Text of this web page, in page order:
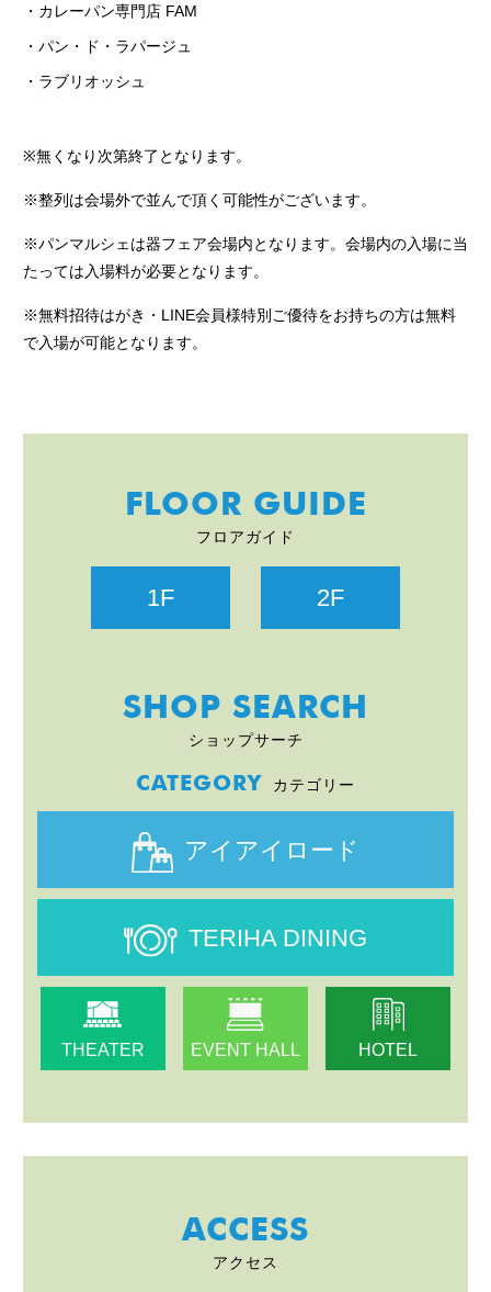
・カレーパン専門店FAM
・パン・ド・ラパージュ
・ラブリオッシュ
※無くなり次第終了となります。
※整列は会場外で並んで頂く可能性がございます。
※パンマルシェは器フェア会場内となります。会場内の入場に当
たっては入場料が必要となります。
※無料招待はがき・LINE会員様特別ご優待をお持ちの方は無料
で入場が可能となります。
FLOOR GUIDE
フロアガイド
1F 2F
SHOP SEARCH
ショップサーチ
CATEGORY カテゴリー
アイアイロード
TERIHA DINING
THEATER EVENT HALL HOTEL
ACCESS
アクセス